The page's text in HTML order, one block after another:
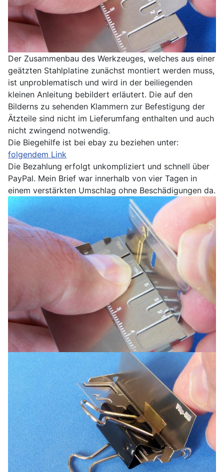
Der Zusammenbau des Werkzeuges, welches aus einer
geätzten Stahlplatine zunächst montiert werden muss,
ist unproblematisch und wird in der beiliegenden
kleinen Anleitung bebildert erläutert. Die auf den
Bilderns zu sehenden Klammern zur Befestigung der
Ätzteile sind nicht im Lieferumfang enthalten und auch
nicht zwingend notwendig.
Die Biegehilfe ist bei ebay zu beziehen unter:
folgendem Link
Die Bezahlung erfolgt unkompliziert und schnell über
PayPal. Mein Brief war innerhalb von vier Tagen in
einem verstärkten Umschlag ohne Beschädigungen da.